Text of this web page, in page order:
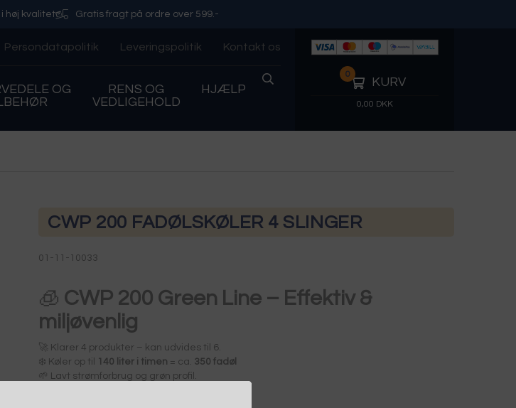
høj kvalitet Gratis fragt på ordre over 599.-
Persondatapolitik Leveringspolitik Kontakt os
OG
RENS OG
VEDLIGEHOLD
HJÆLP
0
KURV
0,00 DKK
CWP 200 FADØLSKØLER 4 SLINGER
01-11-10033
🧊 CWP 200 Green Line – Effektiv &
miljøvenlig
🚀 Klarer 4 produkter – kan udvides til 6.
❄️ Køler op til
140 liter i timen = ca. 350 fadøl
🌱 Lavt strømforbrug og grøn profil.